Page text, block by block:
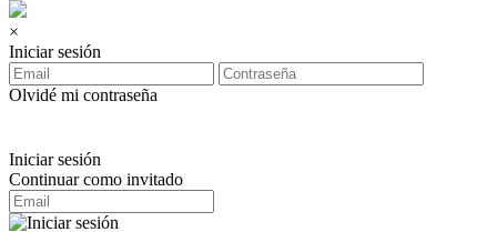
×
Iniciar sesión
Olvidé mi contraseña
Iniciar sesión
Continuar como invitado